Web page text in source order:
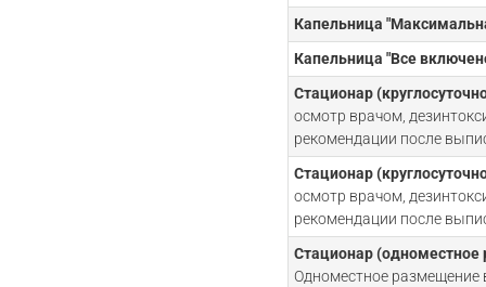
Капельница
Капельница "Все
Стационар
осмотр врачом,
рекомендации после
Стационар
осмотр врачом,
рекомендации после
Стационар (одноместное
Одноместное размещение